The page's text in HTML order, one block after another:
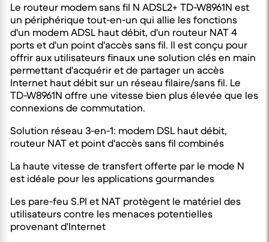
Le routeur modem sans fil N ADSL2+ TD-W8961N est
un périphérique tout-en-un qui allie les fonctions
d'un modem ADSL haut débit, d'un routeur NAT 4
ports et d'un point d'accès sans fil. Il est conçu pour
offrir aux utilisateurs finaux une solution clés en main
permettant d'acquérir et de partager un accès
Internet haut débit sur un réseau filaire/sans fil. Le
TD-W8961N offre une vitesse bien plus élevée que les
connexions de commutation.
Solution réseau 3-en-1: modem DSL haut débit,
routeur NAT et point d'accès sans fil combinés
La haute vitesse de transfert offerte par le mode N
est idéale pour les applications gourmandes
Les pare-feu S.PI et NAT protègent le matériel des
utilisateurs contre les menaces potentielles
provenant d'Internet